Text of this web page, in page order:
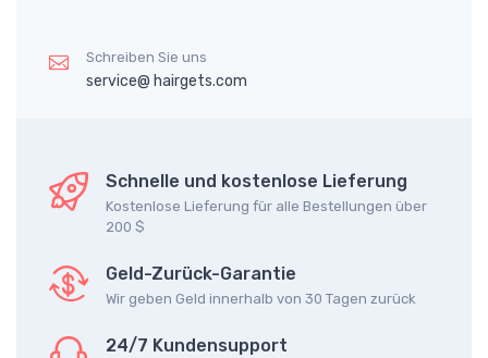
Schreiben Sie uns
service@ hairgets.com
Schnelle und kostenlose Lieferung
Kostenlose Lieferung für alle Bestellungen über
200 $
Geld-Zurück-Garantie
Wir geben Geld innerhalb von 30 Tagen zurück
24/7 Kundensupport